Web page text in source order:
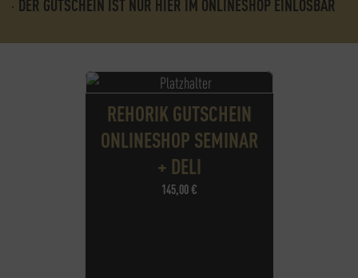
DER GUTSCHEIN IST NUR HIER IM ONLINESHOP EINLÖSBAR
REHORIK GUTSCHEIN
ONLINESHOP SEMINAR
+ DELI
145,00€